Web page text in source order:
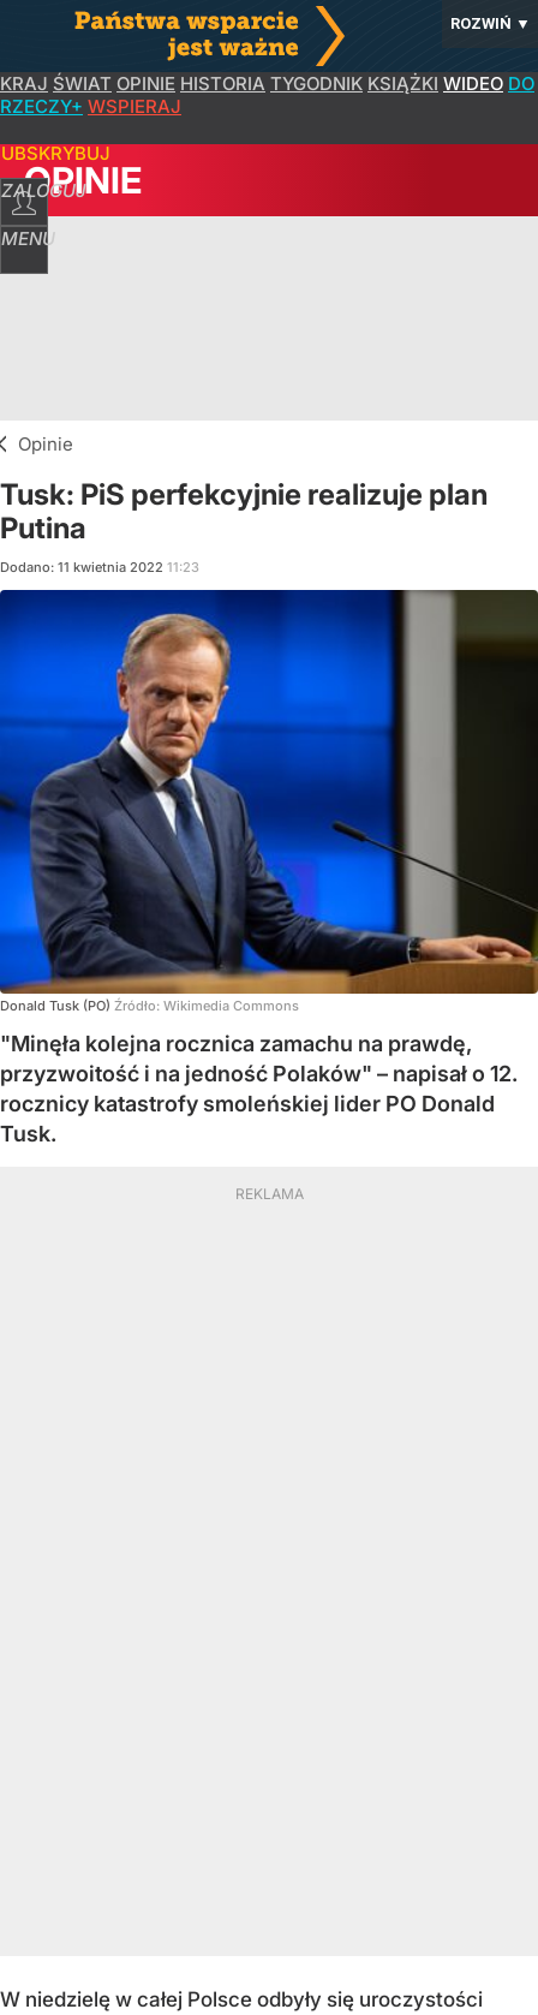
ROZWIŃ ▼
KRAJ ŚWIAT OPINIE HISTORIA TYGODNIK KSIĄŻKI WIDEO DO
RZECZY+ WSPIERAJ
ZALOGUJ
MENU
OPINIE
Opinie
Tusk: PiS perfekcyjnie realizuje plan
Putina
Dodano: 11 kwietnia 2022 11:23
Donald Tusk (PO) Źródło: Wikimedia Commons
"Minęła kolejna rocznica zamachu na prawdę,
przyzwoitość i na jedność Polaków" – napisał o 12.
rocznicy katastrofy smoleńskiej lider PO Donald
Tusk.
W niedzielę w całej Polsce odbyły się uroczystości